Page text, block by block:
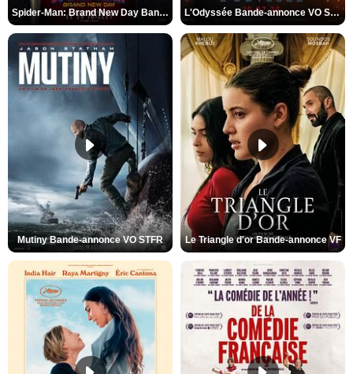
Spider-Man: Brand New Day Bande-annonce VO STFR L'Odyssée Bande-annonce VO STFR
Mutiny Bande-annonce VO STFR Le Triangle d'or Bande-annonce VF